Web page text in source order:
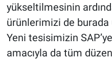
yükseltilmesinin
ürünlerimizi de burada
Yeni tesisimizin
amacıyla da tüm